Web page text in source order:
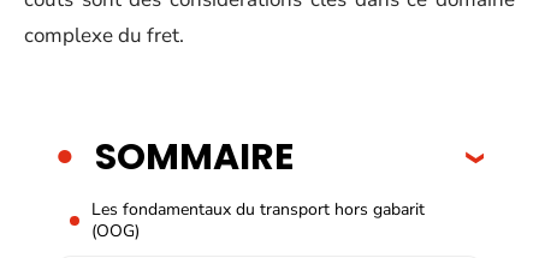
complexe du fret.
SOMMAIRE
Les fondamentaux du transport hors gabarit
(OOG)